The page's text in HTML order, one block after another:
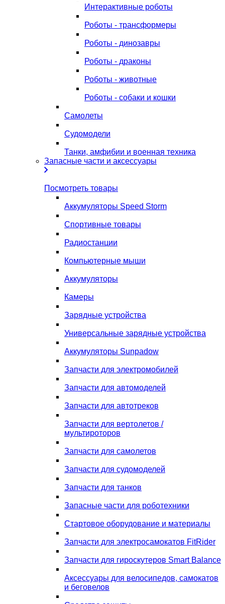
Интерактивные роботы
Роботы - трансформеры
Роботы - динозавры
Роботы - драконы
Роботы - животные
Роботы - собаки и кошки
Самолеты
Судомодели
Танки, амфибии и военная техника
Запасные части и аксессуары
Посмотреть товары
Аккумуляторы Speed Storm
Спортивные товары
Радиостанции
Компьютерные мыши
Аккумуляторы
Камеры
Зарядные устройства
Универсальные зарядные устройства
Аккумуляторы Sunpadow
Запчасти для электромобилей
Запчасти для автомоделей
Запчасти для автотреков
Запчасти для вертолетов /
мультироторов
Запчасти для самолетов
Запчасти для судомоделей
Запчасти для танков
Запасные части для роботехники
Стартовое оборудование и материалы
Запчасти для электросамокатов FitRider
Запчасти для гироскутеров Smart Balance
Аксессуары для велосипедов, самокатов
и беговелов